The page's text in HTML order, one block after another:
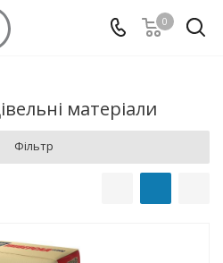
0
матеріали
Фільтр